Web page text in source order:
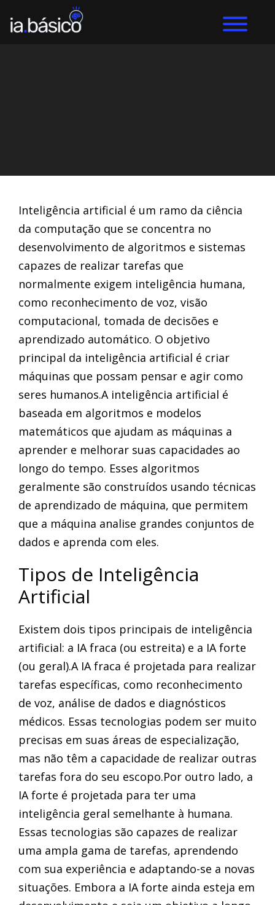
Inteligência artificial é um ramo da ciência
da computação que se concentra no
desenvolvimento de algoritmos e sistemas
capazes de realizar tarefas que
normalmente exigem inteligência humana,
como reconhecimento de voz, visão
computacional, tomada de decisões e
aprendizado automático. O objetivo
principal da inteligência artificial é criar
máquinas que possam pensar e agir como
seres humanos.A inteligência artificial é
baseada em algoritmos e modelos
matemáticos que ajudam as máquinas a
aprender e melhorar suas capacidades ao
longo do tempo. Esses algoritmos
geralmente são construídos usando técnicas
de aprendizado de máquina, que permitem
que a máquina analise grandes conjuntos de
dados e aprenda com eles.
Tipos de Inteligência
Artificial
Existem dois tipos principais de inteligência
artificial: a IA fraca (ou estreita) e a IA forte
(ou geral).A IA fraca é projetada para realizar
tarefas específicas, como reconhecimento
de voz, análise de dados e diagnósticos
médicos. Essas tecnologias podem ser muito
precisas em suas áreas de especialização,
mas não têm a capacidade de realizar outras
tarefas fora do seu escopo.Por outro lado, a
IA forte é projetada para ter uma
inteligência geral semelhante à humana.
Essas tecnologias são capazes de realizar
uma ampla gama de tarefas, aprendendo
com sua experiência e adaptando-se a novas
situações. Embora a IA forte ainda esteja em